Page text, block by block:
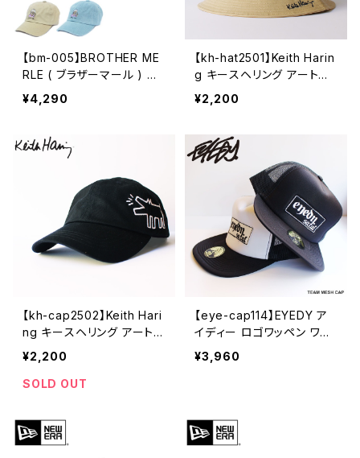
【bm-005】BROTHER ME
RLE ( ブラザーマール ) ブ
ラザーマール キャップ BRO
THER MERLE Betty emb
ズ レディース
¥4,290
【kh-hat2501】Keith Harin
g キースヘリング アートロ
ゴ メタルバッジ バケットハ
ット メンズ レディース おし
可愛い ベージュ アウトドア
¥2,200
【kh-cap2502】Keith Hari
ng キースヘリング アート
刺繍 アート ローキャップ
帽子 メンズキャップ レディ
ースキャップ フラットキャッ
わいい 可愛い 黒 ブラック
アウトドア 人気 ブランド 中
学生 高校生 大人
¥2,200
SOLD OUT
【eye-cap114】EYEDY ア
イディー ロゴワッペン ワー
クスタイル フラットバイザー
メッシュキャップ 帽子 カジ
¥3,960